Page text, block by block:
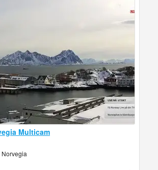
Multicam